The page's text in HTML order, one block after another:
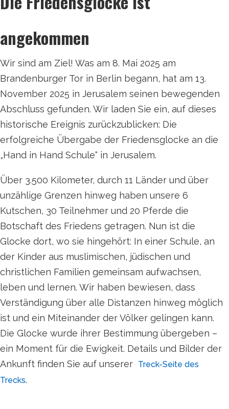
u
c
ht
angekommen
Wir sind am Ziel! Was am 8. Mai 2025 am
Brandenburger Tor in Berlin begann, hat am 13.
November 2025 in Jerusalem seinen bewegenden
Abschluss gefunden. Wir laden Sie ein, auf dieses
historische Ereignis zurückzublicken: Die
erfolgreiche Übergabe der Friedensglocke an die
„Hand in Hand Schule“ in Jerusalem.
Über 3.500 Kilometer, durch 11 Länder und über
unzählige Grenzen hinweg haben unsere 6
Kutschen, 30 Teilnehmer und 20 Pferde die
Botschaft des Friedens getragen. Nun ist die
Glocke dort, wo sie hingehört: In einer Schule, an
der Kinder aus muslimischen, jüdischen und
christlichen Familien gemeinsam aufwachsen,
leben und lernen. Wir haben bewiesen, dass
Verständigung über alle Distanzen hinweg möglich
ist und ein Miteinander der Völker gelingen kann.
Die Glocke wurde ihrer Bestimmung übergeben –
ein Moment für die Ewigkeit. Details und Bilder der
Ankunft finden Sie auf unserer Treck-Seite des
Trecks.